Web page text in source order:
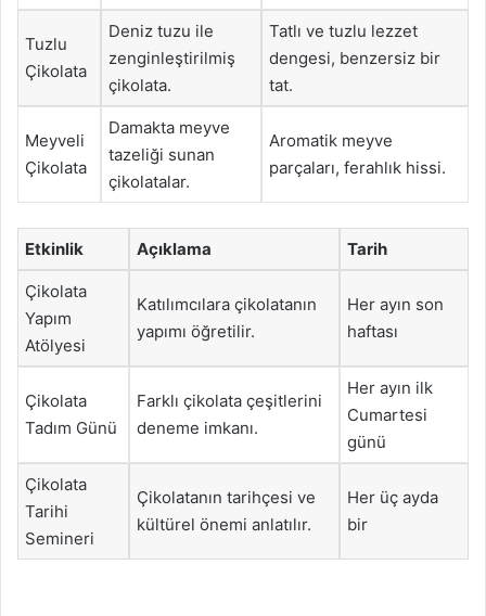
Tuzlu
Çikolata
Deniz tuzu ile
zenginleştirilmiş
çikolata.
Tatlı ve tuzlu lezzet
dengesi, benzersiz bir
tat.
Meyveli
Çikolata
Damakta meyve
tazeliği sunan
çikolatalar.
Aromatik meyve
parçaları, ferahlık hissi.
Etkinlik Açıklama Tarih
Çikolata
Yapım
Atölyesi
Katılımcılara çikolatanın
yapımı öğretilir.
Her ayın son
haftası
Çikolata
Tadım Günü
Farklı çikolata çeşitlerini
deneme imkanı.
Her ayın ilk
Cumartesi
günü
Çikolata
Tarihi
Semineri
Çikolatanın tarihçesi ve
kültürel önemi anlatılır.
Her üç ayda
bir